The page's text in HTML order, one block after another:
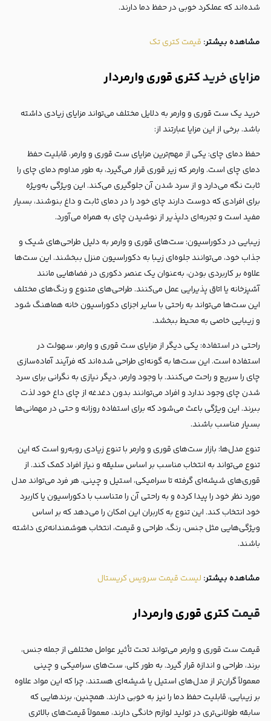
شده‌اند که عملکرد خوبی در حفظ دما دارند.
مشاهده بیشتر: قیمت کتری تک
مزایای خریدکتری قوری وارمردار
خرید یک ست قوری و وارمر به دلایل مختلف می‌تواند مزایای زیادی داشته
باشد. برخی از این مزایا عبارتند از:
حفظ دمای چای: یکی از مهم‌ترین مزایای ست قوری و وارمر، قابلیت حفظ
دمای چای است. وارمر که زیر قوری قرار می‌گیرد، به طور مداوم دمای چای را
ثابت نگه می‌دارد و از سرد شدن آن جلوگیری می‌کند. این ویژگی به‌ویژه
برای افرادی که دوست دارند چای خود را در دمای ثابت و داغ بنوشند، بسیار
مفید است و تجربه‌ای دلپذیر از نوشیدن چای به همراه می‌آورد.
زیبایی در دکوراسیون: ست‌های قوری و وارمر به دلیل طراحی‌های شیک و
جذاب خود، می‌توانند جلوه‌ای زیبا به دکوراسیون منزل ببخشند. این ست‌ها
علاوه بر کاربردی بودن، به‌عنوان یک عنصر دکوری در فضاهایی مانند
آشپزخانه یا اتاق پذیرایی عمل می‌کنند. طراحی‌های متنوع و رنگ‌های مختلف
این ست‌ها می‌تواند به راحتی با سایر اجزای دکوراسیون خانه هماهنگ شود
و زیبایی خاصی به محیط ببخشد.
راحتی در استفاده: یکی دیگر از مزایای ست قوری و وارمر، سهولت در
استفاده است. این ست‌ها به گونه‌ای طراحی شده‌اند که فرآیند آماده‌سازی
چای را سریع و راحت می‌کنند. با وجود وارمر، دیگر نیازی به نگرانی برای سرد
شدن چای وجود ندارد و افراد می‌توانند بدون دغدغه از چای داغ خود لذت
ببرند. این ویژگی باعث می‌شود که برای استفاده روزانه و حتی در مهمانی‌ها
بسیار مناسب باشند.
تنوع مدل‌ها: بازار ست‌های قوری و وارمر با تنوع زیادی روبه‌رو است که این
تنوع می‌تواند به انتخاب مناسب بر اساس سلیقه و نیاز افراد کمک کند. از
قوری‌های شیشه‌ای گرفته تا سرامیکی، استیل و چینی، هر فرد می‌تواند مدل
مورد نظر خود را پیدا کرده و به راحتی آن را متناسب با دکوراسیون یا کاربرد
خود انتخاب کند. این تنوع به کاربران این امکان را می‌دهد که بر اساس
ویژگی‌هایی مثل جنس، رنگ، طراحی و قیمت، انتخاب هوشمندانه‌تری داشته
باشند.
مشاهده بیشتر:‌ لیست قیمت سرویس کریستال
قیمتکتری قوری وارمردار
قیمت ست قوری و وارمر می‌تواند تحت تأثیر عوامل مختلفی از جمله جنس،
برند، طراحی و اندازه قرار گیرد. به طور کلی، ست‌های سرامیکی و چینی
معمولاً گران‌تر از مدل‌های استیل یا شیشه‌ای هستند، چرا که این مواد علاوه
بر زیبایی، قابلیت حفظ دما را نیز به خوبی دارند. همچنین، برندهایی که
سابقه طولانی‌تری در تولید لوازم خانگی دارند، معمولاً قیمت‌های بالاتری